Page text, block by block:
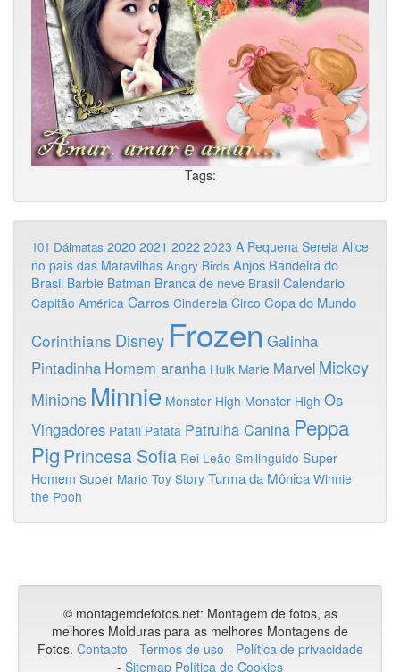
Tags:
101 Dálmatas 2020 2021 2022 2023 A Pequena Sereia Alice
no país das Maravilhas Angry Birds Anjos Bandeira do
Brasil Barbie Batman Branca de neve Brasil Calendario
Capitão América Carros Cinderela Circo Copa do Mundo
Corinthians Disney Frozen Galinha
Pintadinha Homem aranha Hulk Marie Marvel Mickey
Minions Minnie Monster High Monster High Os
Vingadores Patati Patata Patrulha Canina Peppa
Pig Princesa Sofia Rei Leão Smilinguido Super
Homem Super Mario Toy Story Turma da Mônica Winnie
the Pooh
© montagemdefotos.net: Montagem de fotos, as
melhores Molduras para as melhores Montagens de
Fotos. Contacto - Termos de uso - Política de privacidade
- Sitemap Política de Cookies